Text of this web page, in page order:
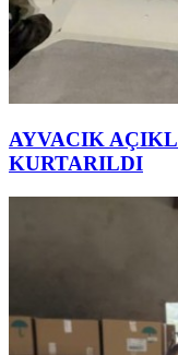
AYVACIK
KURTARILDI